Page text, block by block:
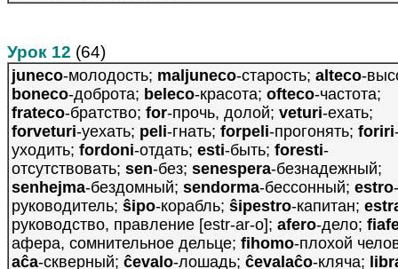
Урок 12 (64)
juneco-молодость; maljuneco-старость; alteco-
boneco-доброта; beleco-красота; ofteco-частота;
frateco-братство; for-прочь, долой; veturi-ехать;
forveturi-уехать; peli-гнать; forpeli-прогонять; foriri
уходить; fordoni-отдать; esti-быть; foresti-
отсутствовать; sen-без; senespera-безнадежный;
senhejma-бездомный; sendorma-бессонный; estro-
руководитель; ŝipo-корабль; ŝipestro-капитан;
руководство, правление [estr-ar-o]; afero-дело;
афера, сомнительное дельце; fihomo-плохой
aĉa-скверный; ĉevalo-лошадь; ĉevalaĉo-кляча;